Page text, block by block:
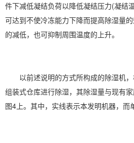
件下减低凝结负荷以降低凝结压力(凝
可达到不使冷冻能力下降而提高除湿量
的减低，也可抑制周围温度的上升。
以前述说明的方式所构成的除湿机，
组装式仓库进行除湿，其除湿量与现有
图4上。其中，实线表示本发明机器，而